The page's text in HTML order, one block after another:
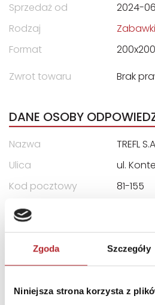
Zgoda Szczegóły
Niniejsza strona korzysta z
Sprzedaż od
2024-
Rodzaj
Zabawki
Format
Zwrot towaru
Brak
DANE OSOBY
Nazwa
TREFL
Ulica
ul.
Kod pocztowy
81-155
Miasto
INFORMACJE I
"OSTRZEŻENIE Nieodpowiednie